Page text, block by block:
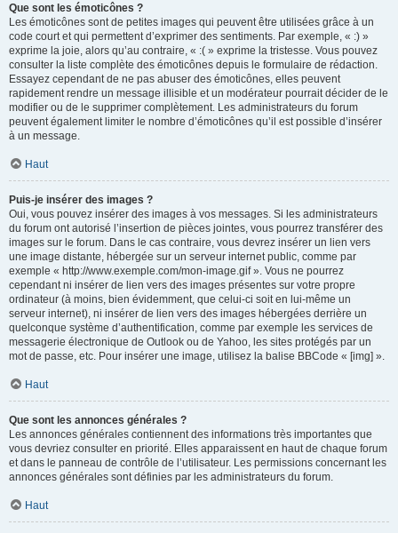
Que sont les émoticônes ?
Les émoticônes sont de petites images qui peuvent être utilisées grâce à un
code court et qui permettent d’exprimer des sentiments. Par exemple, « :) »
exprime la joie, alors qu’au contraire, « :( » exprime la tristesse. Vous pouvez
consulter la liste complète des émoticônes depuis le formulaire de rédaction.
Essayez cependant de ne pas abuser des émoticônes, elles peuvent
rapidement rendre un message illisible et un modérateur pourrait décider de le
modifier ou de le supprimer complètement. Les administrateurs du forum
peuvent également limiter le nombre d’émoticônes qu’il est possible d’insérer
à un message.
Haut
Puis-je insérer des images ?
Oui, vous pouvez insérer des images à vos messages. Si les administrateurs
du forum ont autorisé l’insertion de pièces jointes, vous pourrez transférer des
images sur le forum. Dans le cas contraire, vous devrez insérer un lien vers
une image distante, hébergée sur un serveur internet public, comme par
exemple « http://www.exemple.com/mon-image.gif ». Vous ne pourrez
cependant ni insérer de lien vers des images présentes sur votre propre
ordinateur (à moins, bien évidemment, que celui-ci soit en lui-même un
serveur internet), ni insérer de lien vers des images hébergées derrière un
quelconque système d’authentification, comme par exemple les services de
messagerie électronique de Outlook ou de Yahoo, les sites protégés par un
mot de passe, etc. Pour insérer une image, utilisez la balise BBCode « [img] ».
Haut
Que sont les annonces générales ?
Les annonces générales contiennent des informations très importantes que
vous devriez consulter en priorité. Elles apparaissent en haut de chaque forum
et dans le panneau de contrôle de l’utilisateur. Les permissions concernant les
annonces générales sont définies par les administrateurs du forum.
Haut